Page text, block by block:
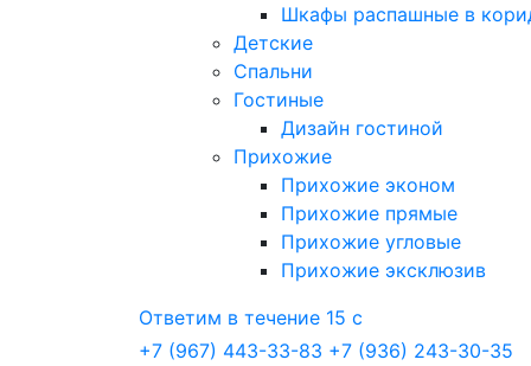
Шкафы распашные в
Детские
Спальни
Гостиные
Дизайн гостиной
Прихожие
Прихожие эконом
Прихожие прямые
Прихожие угловые
Прихожие эксклюзив
Ответим в течение 15 с
+7 (967) 443-33-83 +7 (936) 243-30-35